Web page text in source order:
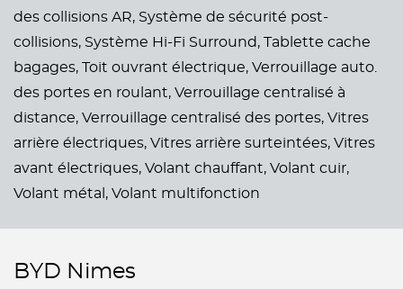
des collisions AR, Système de sécurité post-
collisions, Système Hi-Fi Surround, Tablette cache
bagages, Toit ouvrant électrique, Verrouillage auto.
des portes en roulant, Verrouillage centralisé à
distance, Verrouillage centralisé des portes, Vitres
arrière électriques, Vitres arrière surteintées, Vitres
avant électriques, Volant chauffant, Volant cuir,
Volant métal, Volant multifonction
BYD Nimes